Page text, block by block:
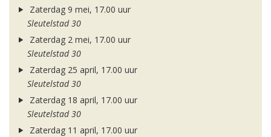
Zaterdag 9 mei, 17.00 uur
Sleutelstad 30
Zaterdag 2 mei, 17.00 uur
Sleutelstad 30
Zaterdag 25 april, 17.00 uur
Sleutelstad 30
Zaterdag 18 april, 17.00 uur
Sleutelstad 30
Zaterdag 11 april, 17.00 uur